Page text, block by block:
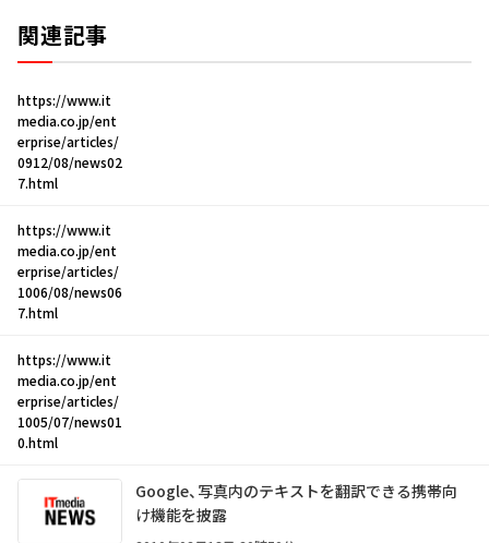
関連記事
https://www.it
media.co.jp/ent
erprise/articles/
0912/08/news02
7.html
https://www.it
media.co.jp/ent
erprise/articles/
1006/08/news06
7.html
https://www.it
media.co.jp/ent
erprise/articles/
1005/07/news01
0.html
Google、写真内のテキストを翻訳できる携帯向
け機能を披露